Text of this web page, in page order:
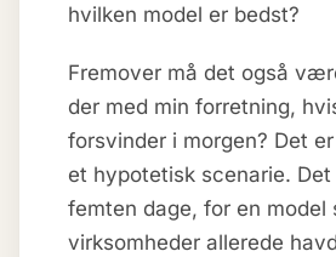
hvilken model er bedst?
Fremover må det også
der med min forretning,
forsvinder i morgen? Det
et hypotetisk scenarie. Det
femten dage, for en model
virksomheder allerede